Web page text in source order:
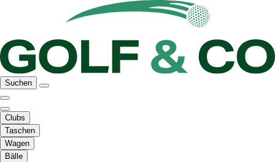
Suchen
Clubs
Taschen
Wagen
Bälle